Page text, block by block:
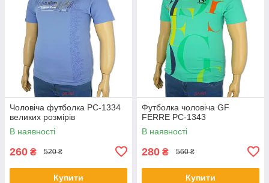
Чоловіча футболка PC-1334
великих розмірів
В наявності
260 ₴ 520 ₴
Купити
Футболка чоловіча GF
FERRE PC-1343
В наявності
280 ₴ 560 ₴
Купити